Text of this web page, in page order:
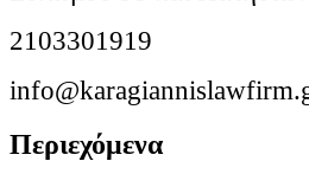
2103301919
Περιεχόμενα